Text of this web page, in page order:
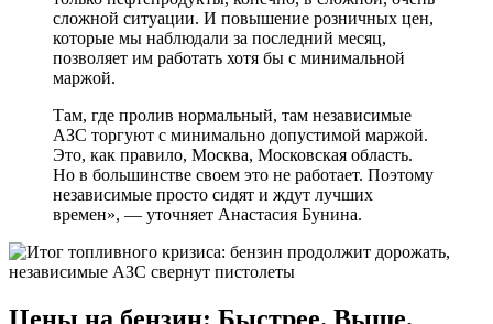
сложной ситуации. И повышение розничных цен,
которые мы наблюдали за последний месяц,
позволяет им работать хотя бы с минимальной
маржой.
Там, где пролив нормальный, там независимые
АЗС торгуют с минимально допустимой маржой.
Это, как правило, Москва, Московская область.
Но в большинстве своем это не работает. Поэтому
независимые просто сидят и ждут лучших
времен», — уточняет Анастасия Бунина.